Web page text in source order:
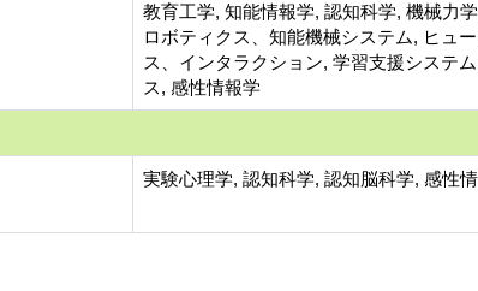
教育工学, 知能情報学, 認知科学, 機械力
ロボティクス、知能機械システム, ヒュ
ス、インタラクション, 学習支援システ
ス, 感性情報学
実験心理学, 認知科学, 認知脳科学, 感性